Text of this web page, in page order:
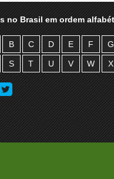
no Brasil em ordem
B C D E F G
S T U V W X